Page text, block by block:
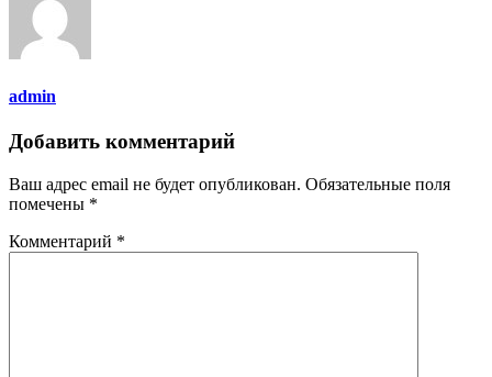
admin
Добавить комментарий
Ваш адрес email не будет опубликован. Обязательные поля
помечены *
Комментарий *